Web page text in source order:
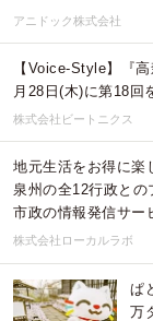
アニドック株式会社
【Voice-Style】『
月28日(木)に第18回
株式会社ビートニクス
地元生活をお得に楽
泉州の全12行政との
市政の情報発信サー
株式会社ローカルラボ
ぱ
万